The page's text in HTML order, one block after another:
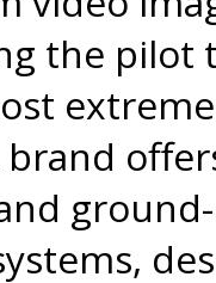
the pilot
brand